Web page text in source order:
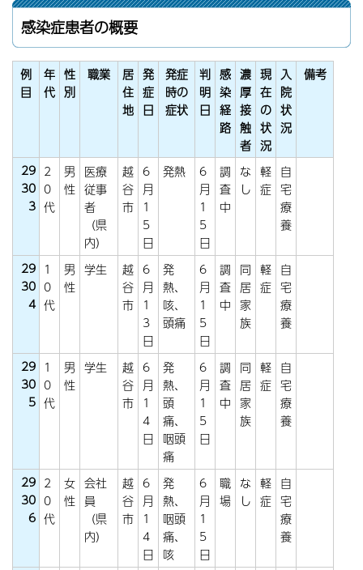
感染症患者の概要
例
目
年
代
性
別
職業
居
住
地
発
症
日
発症
時の
症状
判
明
日
感
染
経
路
濃
厚
接
触
者
現
在
の
状
況
入
院
状
況
備考
29
30
3
2
0
代
男
性
医療
従事
者
（県
内）
越
谷
市
6
月
1
5
日
発熱
6
月
1
5
日
調
査
中
な
し
軽
症
自
宅
療
養
29
30
4
1
0
代
男
性
学生
越
谷
市
6
月
1
3
日
発
熱、
咳、
頭痛
6
月
1
5
日
調
査
中
同
居
家
族
軽
症
自
宅
療
養
29
30
5
1
0
代
男
性
学生
越
谷
市
6
月
1
4
日
発
熱、
頭
痛、
咽頭
痛
6
月
1
5
日
調
査
中
同
居
家
族
軽
症
自
宅
療
養
29
30
6
2
0
代
女
性
会社
員
（県
内）
越
谷
市
6
月
1
4
日
発
熱、
咽頭
痛、
咳
6
月
1
5
日
職
場
な
し
軽
症
自
宅
療
養